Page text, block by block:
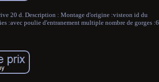
20 d. Description : Montage d'origine :visteon id du
:avec poulie d'entranement multiple nombre de gorges :6